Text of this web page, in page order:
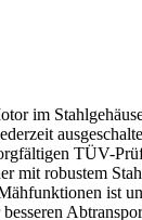
im
TÜV-
mit robustem
ist